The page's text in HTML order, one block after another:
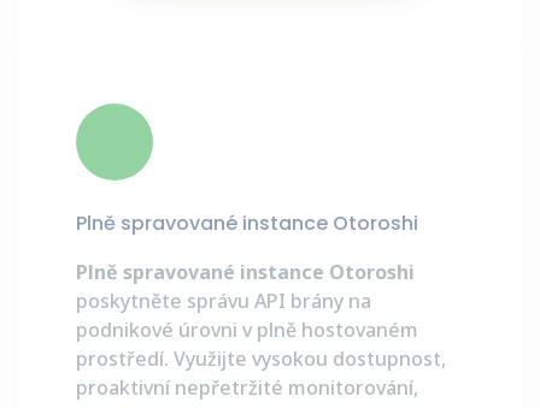
Plně spravované instance Otoroshi
Plně spravované instance Otoroshi
poskytněte správu API brány na
podnikové úrovni v plně hostovaném
prostředí. Využijte vysokou dostupnost,
proaktivní nepřetržité monitorování,